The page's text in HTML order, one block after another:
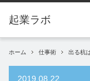
ホーム 仕事術 出る杭
2019.08.22